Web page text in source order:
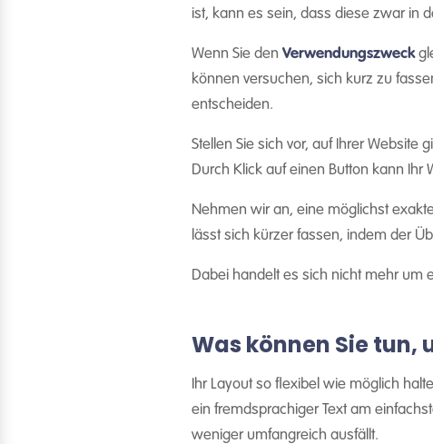
ist, kann es sein, dass diese zwar in
Wenn Sie den Verwendungszweck
können versuchen, sich kurz zu
entscheiden.
Stellen Sie sich vor, auf Ihrer Website
Durch Klick auf einen Button kann Ihr
Nehmen wir an, eine möglichst
lässt sich kürzer fassen, indem der
Dabei handelt es sich nicht mehr um
Was können Sie tun,
Ihr Layout so flexibel wie möglich
ein fremdsprachiger Text am
weniger umfangreich ausfällt.